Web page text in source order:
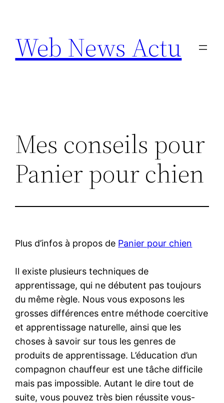
contenu
Web News Actu
Mes conseils pour
Panier pour chien
Plus d’infos à propos de Panier pour chien
Il existe plusieurs techniques de
apprentissage, qui ne débutent pas toujours
du même règle. Nous vous exposons les
grosses différences entre méthode coercitive
et apprentissage naturelle, ainsi que les
choses à savoir sur tous les genres de
produits de apprentissage. L’éducation d’un
compagnon chauffeur est une tâche difficile
mais pas impossible. Autant le dire tout de
suite, vous pouvez très bien réussite vous-